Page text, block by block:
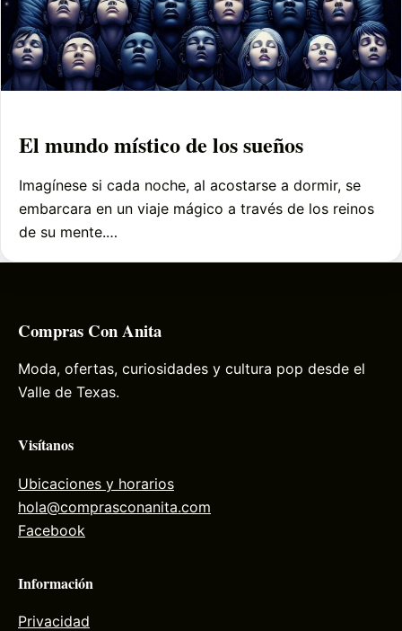
El mundo místico de los sueños
Imagínese si cada noche, al acostarse a dormir, se
embarcara en un viaje mágico a través de los reinos
de su mente.…
Compras Con Anita
Moda, ofertas, curiosidades y cultura pop desde el
Valle de Texas.
Visítanos
Ubicaciones y horarios
hola@comprasconanita.com
Facebook
Información
Privacidad